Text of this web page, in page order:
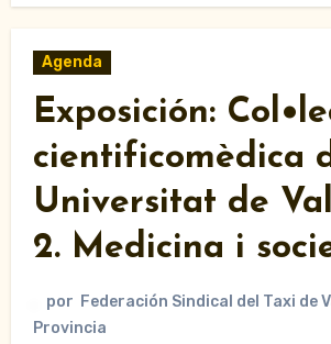
Agenda
Exposición:
cientificomèdica
Universitat de
2. Medicina i
por Federación Sindical del Taxi de
Provincia